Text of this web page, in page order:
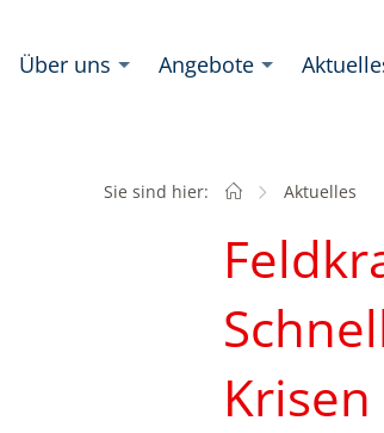
Über uns Angebote
Sie sind hier: StartseiteAktuelles
Krisen